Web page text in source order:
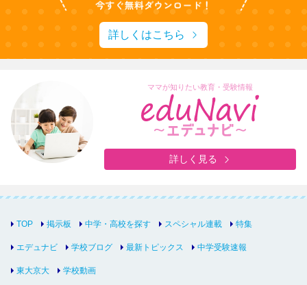
詳しくはこちら
ママが知りたい教育・受験情報
詳しく見る
TOP 掲示板 中学・高校を探す スペシャル連載 特集
エデュナビ 学校ブログ 最新トピックス 中学受験速報
東大京大 学校動画